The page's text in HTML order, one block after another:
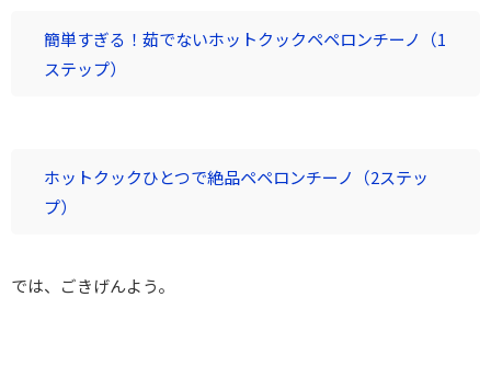
簡単すぎる！茹でないホットクックペペロンチーノ（1
ステップ）
ホットクックひとつで絶品ペペロンチーノ（2ステッ
プ）
では、ごきげんよう。